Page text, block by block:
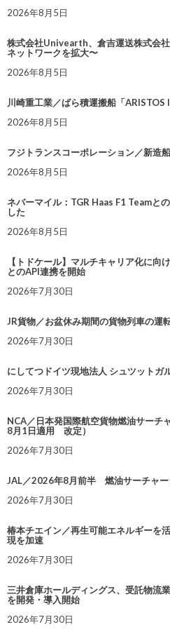
2026年8月5日
株式会社Univearth、倉吉運送株式会
ネットワークを拡大〜
2026年8月5日
川崎重工業／ばら積運搬船「ARISTOS
2026年8月5日
フジトランスコーポレーション／新造
2026年8月5日
ネバーマイル：TGR Haas F1 Teamと
した
2026年8月5日
【トドケール】マルチキャリア化に
とのAPI連携を開始
2026年7月30日
JR貨物／お盆休み期間の貨物列車の運
2026年7月30日
にしてつドイツ現地法人 シュツットガ
2026年7月30日
NCA／日本発国際航空貨物燃油サーチ
8月1日適用 改定）
2026年7月30日
JAL／2026年8月前半 燃油サーチャー
2026年7月30日
椿本チエイン／再生可能エネルギーを
現を加速
2026年7月30日
三井倉庫ホールディングス、受託物流
を開発・導入開始
2026年7月30日